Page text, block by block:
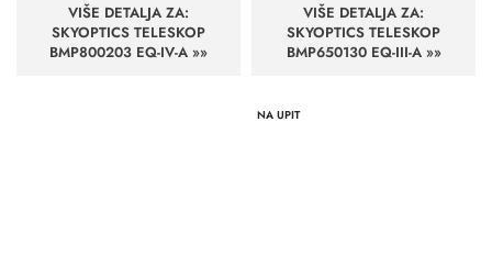
VIŠE DETALJA ZA:
SKYOPTICS TELESKOP
BMP800203 EQ-IV-A »»
VIŠE DETALJA ZA:
SKYOPTICS TELESKOP
BMP650130 EQ-III-A »»
NA UPIT